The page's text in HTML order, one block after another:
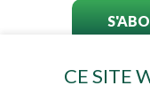
CE SITE